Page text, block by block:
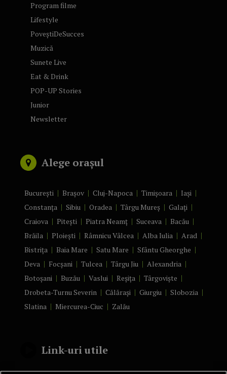
Program filme
Lifestyle
PoveștiDeSucces
Muzică
Sunete Live
Eat & Drink
POP-UP Stories
Junior
Newsletter
Alege orașul
București Brașov Cluj-Napoca Timișoara
Iași
Constanța
Sibiu Oradea Târgu Mureș
Galați
Craiova
Pitești Piatra Neamț Suceava
Bacău
Brăila
Ploiești Râmnicu Vâlcea Alba Iulia
Arad
Bistrița
Baia Mare Satu Mare
Sfântu Gheorghe
Deva
Focșani Tulcea Târgu Jiu
Alexandria
Botoșani
Buzău Vaslui Reșița
Târgoviște
Drobeta-Turnu Severin
Călărași Giurgiu
Slobozia
Slatina
Miercurea-Ciuc Zalău
Link-uri utile